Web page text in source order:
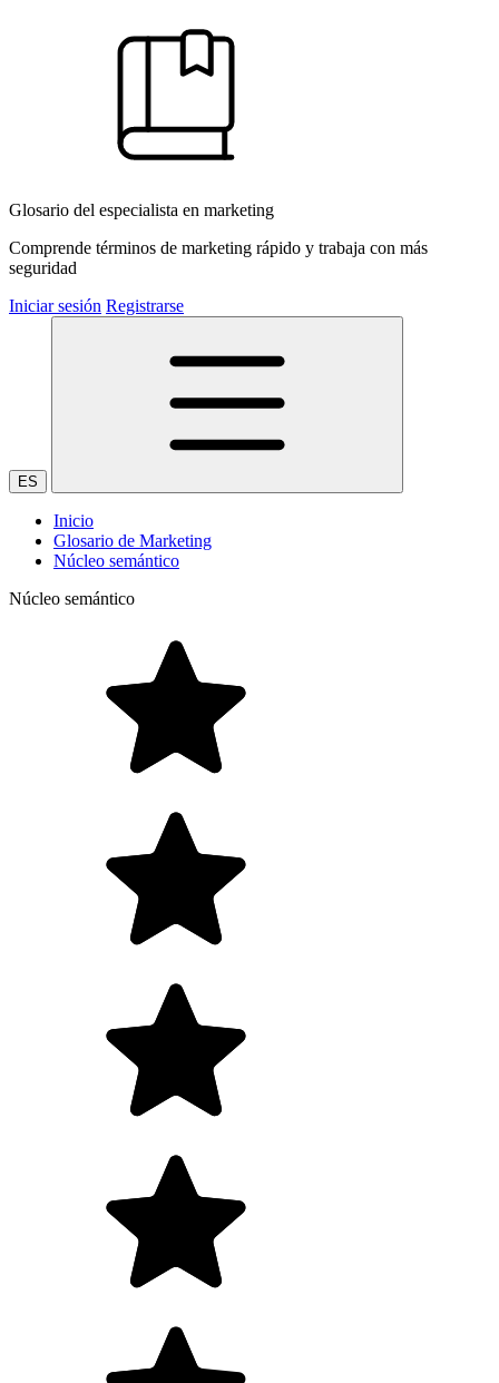
Glosario del especialista en marketing
Comprende términos de marketing rápido y trabaja con más
seguridad
Iniciar sesión Registrarse
ES
Inicio
Glosario de Marketing
Núcleo semántico
Núcleo semántico